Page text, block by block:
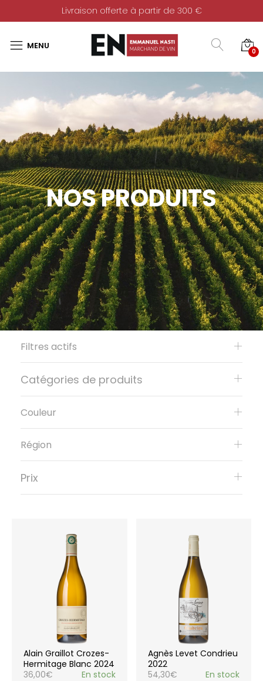
Livraison offerte à partir de 300 €
0
NOS PRODUITS
Alain Graillot Crozes-
Hermitage Blanc 2024
36,00€ En stock
Agnès Levet Condrieu
2022
54,30€ En stock
Filtres actifs
Catégories de produits
Couleur
Région
Prix